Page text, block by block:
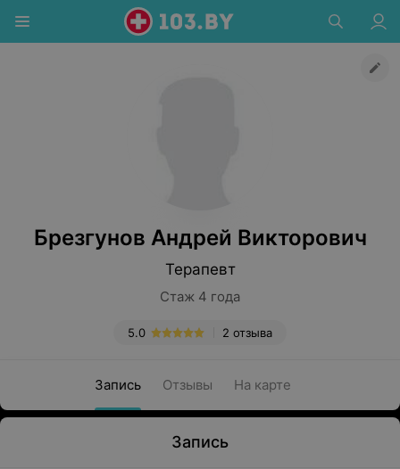
Брезгунов Андрей Викторович
Терапевт
Стаж 4 года
2 отзыва
5.0
Запись Отзывы На карте
Запись